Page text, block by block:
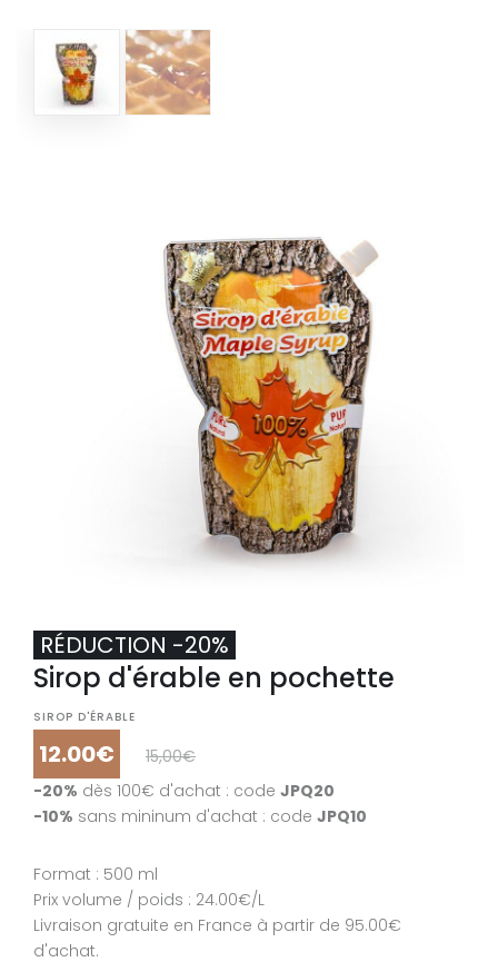
Sirop d'érable en pochette
SIROP D'ÉRABLE
12.00€
15,00€
-20% dès 100€ d'achat : code JPQ20
-10% sans mininum d'achat : code JPQ10
RÉDUCTION -20%
Format : 500 ml
Prix volume / poids : 24.00€/L
Livraison gratuite en France à partir de 95.00€
d'achat.